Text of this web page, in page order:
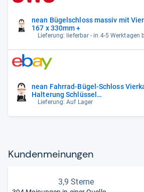
nean Bügelschloss massiv mit
167 x 330mm +
Lieferung: lieferbar - in 4-5 Werktagen
nean Fahrrad-Bügel-Schloss
Halterung Schlüssel
massiv,16x16mm,330x167mm
Lieferung: Auf Lager
Kun­den­mei­nun­gen
3,9 Sterne